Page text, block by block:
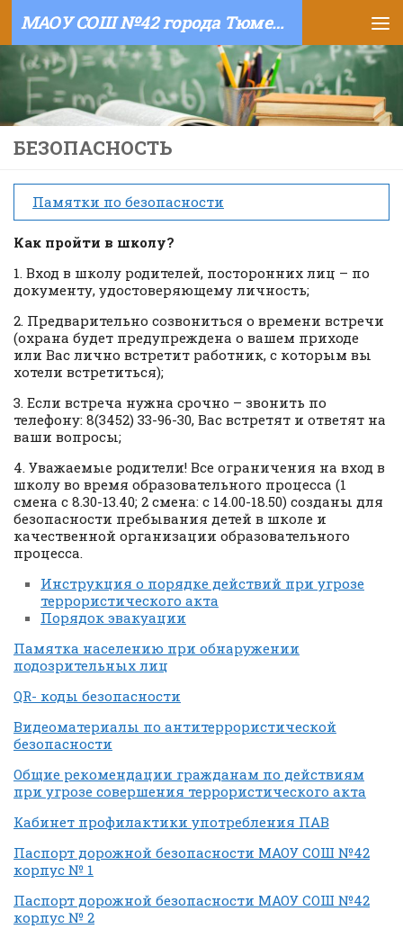
Skip to content МАОУ СОШ №42 города Тюмени
БЕЗОПАСНОСТЬ
Памятки по безопасности
Как пройти в школу?
1. Вход в школу родителей, посторонних лиц – по
документу, удостоверяющему личность;
2. Предварительно созвониться о времени встречи
(охрана будет предупреждена о вашем приходе
или Вас лично встретит работник, с которым вы
хотели встретиться);
3. Если встреча нужна срочно – звонить по
телефону: 8(3452) 33-96-30, Вас встретят и ответят на
ваши вопросы;
4. Уважаемые родители! Все ограничения на вход в
школу во время образовательного процесса (1
смена с 8.30-13.40; 2 смена: с 14.00-18.50) созданы для
безопасности пребывания детей в школе и
качественной организации образовательного
процесса.
Инструкция о порядке действий при угрозе
террористического акта
Порядок эвакуации
Памятка населению при обнаружении
подозрительных лиц
QR- коды безопасности
Видеоматериалы по антитеррористической
безопасности
Общие рекомендации гражданам по действиям
при угрозе совершения террористического акта
Кабинет профилактики употребления ПАВ
Паспорт дорожной безопасности МАОУ СОШ №42
корпус № 1
Паспорт дорожной безопасности МАОУ СОШ №42
корпус № 2